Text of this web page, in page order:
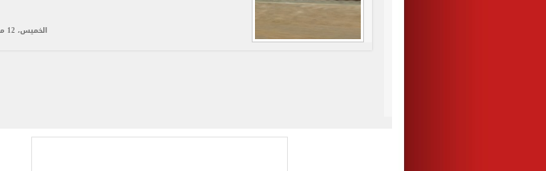
الخميس، 12 مايو 2016 09:04 م